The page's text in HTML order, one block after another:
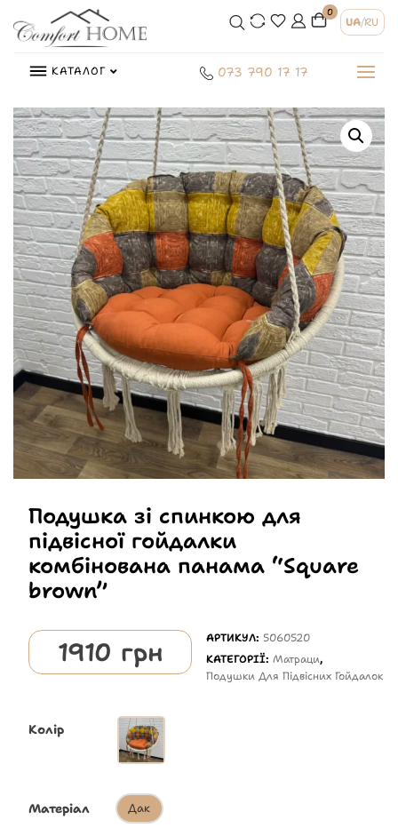
0
UA/RU
КАТАЛОГ 073 790 17 17
Подушка зі спинкою для
підвісної гойдалки
комбінована панама “Square
brown”
1910 грн АРТИКУЛ: 5060520
КАТЕГОРІЇ:Матраци,
Подушки Для Підвісних Гойдалок
Колір
Матеріал Дак